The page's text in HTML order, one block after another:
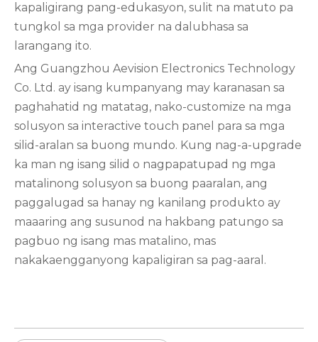
kapaligirang pang-edukasyon, sulit na matuto pa
tungkol sa mga provider na dalubhasa sa
larangang ito.
Ang Guangzhou Aevision Electronics Technology
Co. Ltd. ay isang kumpanyang may karanasan sa
paghahatid ng matatag, nako-customize na mga
solusyon sa interactive touch panel para sa mga
silid-aralan sa buong mundo. Kung nag-a-upgrade
ka man ng isang silid o nagpapatupad ng mga
matalinong solusyon sa buong paaralan, ang
paggalugad sa hanay ng kanilang produkto ay
maaaring ang susunod na hakbang patungo sa
pagbuo ng isang mas matalino, mas
nakakaengganyong kapaligiran sa pag-aaral.